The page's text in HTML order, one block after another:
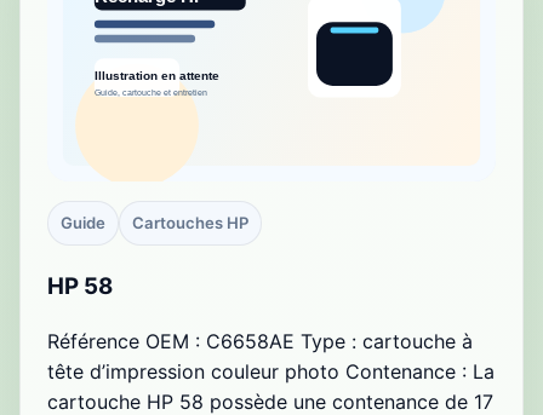
Guide Cartouches HP
HP 58
Référence OEM : C6658AE Type : cartouche à
tête d’impression couleur photo Contenance : La
cartouche HP 58 possède une contenance de 17